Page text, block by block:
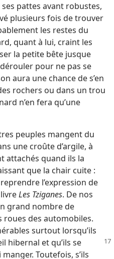
pattes avant robustes,
plusieurs fois de trouver
les restes du
quant à lui, craint les
la petite bête jusque
pour ne pas se
aura une chance de s’en
rochers ou dans un trou
n’en fera qu’une
peuples mangent du
une croûte d’argile, à
attachés quand ils la
que la chair cuite :
l’expression de
Les Tziganes. De nos
grand nombre de
roues des automobiles.
surtout lorsqu’ils
hibernal et qu’ils se
Toutefois, s’ils